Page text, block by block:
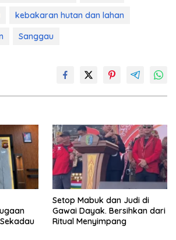
kebakaran hutan dan lahan
Sanggau
Setop Mabuk dan Judi di
Gawai Dayak. Bersihkan dari
Ritual Menyimpang